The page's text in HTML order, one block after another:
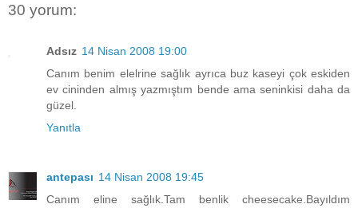
30 yorum:
Adsız 14 Nisan 2008 19:00
Canım benim elelrine sağlık ayrıca buz kaseyi çok eskiden
ev cininden almış yazmıştım bende ama seninkisi daha da
güzel.
Yanıtla
antepası 14 Nisan 2008 19:45
Canım eline sağlık.Tam benlik cheesecake.Bayıldım